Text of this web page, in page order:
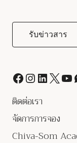
ติดต่อเรา
จัดการการจอง
Chiva-Som